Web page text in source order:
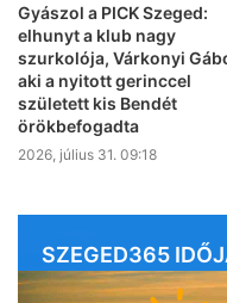
Gyászol a PICK Szeged:
elhunyt a klub nagy
szurkolója, Várkonyi
aki a nyitott gerinccel
született kis Bendét
örökbefogadta
2026, július 31. 09:18
SZEGED365